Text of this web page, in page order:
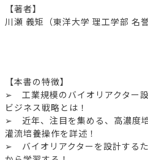
【著者】
川瀬 義矩（東洋大学 理工学部 名誉
【本書の特徴】
➢ 工業規模のバイオリアクター
ビジネス戦略とは！
➢ 近年、注目を集める、高濃度
灌流培養操作を詳述！
➢ バイオリアクターを設計する